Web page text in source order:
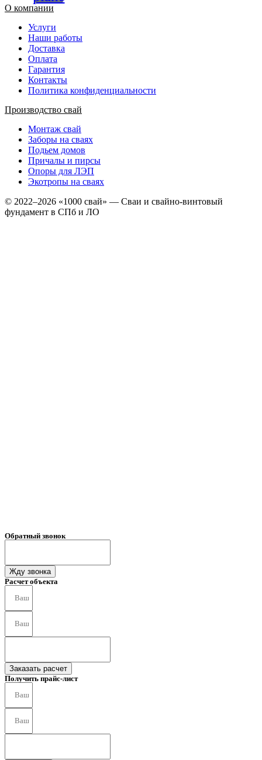
О компании
Услуги
Наши работы
Доставка
Оплата
Гарантия
Контакты
Политика конфиденциальности
Производство свай
Монтаж свай
Заборы на сваях
Подьем домов
Причалы и пирсы
Опоры для ЛЭП
Экотропы на сваях
© 2022–2026 «1000 свай» — Сваи и свайно-винтовый
фундамент в СПб и ЛО
Обратный звонок
Жду звонка
Расчет объекта
Заказать расчет
Получить прайс-лист